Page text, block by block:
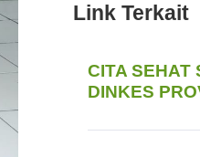
Link Terkait
CITA SEHAT
DINKES